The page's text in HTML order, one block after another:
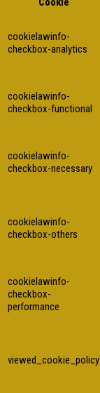
cookielawinfo-
checkbox-analytics
cookielawinfo-
checkbox-functional
cookielawinfo-
checkbox-necessary
cookielawinfo-
checkbox-others
cookielawinfo-
checkbox-
performance
viewed_cookie_policy